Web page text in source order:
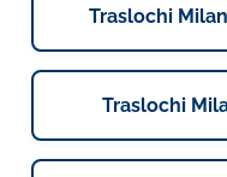
Traslochi
Traslochi